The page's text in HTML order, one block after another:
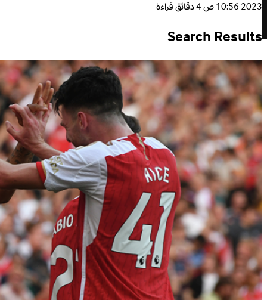
2023 10:56 ص
4 دقائق قراءة
Search Results